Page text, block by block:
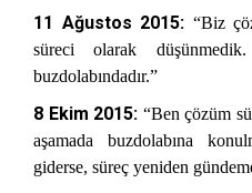
11 Ağustos 2015: “Biz
süreci olarak
buzdolabındadır.”
8 Ekim 2015: “Ben çözüm
aşamada buzdolabına
giderse, süreç yeniden